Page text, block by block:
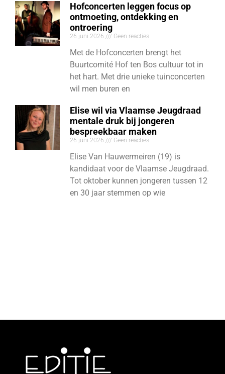
Hofconcerten leggen focus op
ontmoeting, ontdekking en
ontroering
26 juni 2026 Geen reacties
Met de Hofconcerten brengt het
Buurtcomité Hof ten Bos cultuur tot in
het hart. Met drie unieke tuinconcerten
wil men buren en
Elise wil via Vlaamse Jeugdraad
mentale druk bij jongeren
bespreekbaar maken
26 juni 2026 Geen reacties
Elise Van Hauwermeiren (19) is
kandidaat voor de Vlaamse Jeugdraad.
Tot oktober kunnen jongeren tussen 12
en 30 jaar stemmen op wie